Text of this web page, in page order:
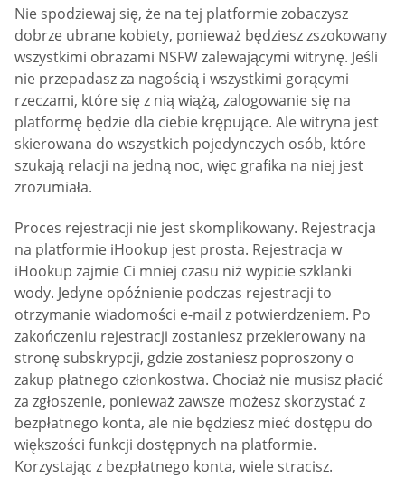
Nie spodziewaj się, że na tej platformie zobaczysz
dobrze ubrane kobiety, ponieważ będziesz zszokowany
wszystkimi obrazami NSFW zalewającymi witrynę. Jeśli
nie przepadasz za nagością i wszystkimi gorącymi
rzeczami, które się z nią wiążą, zalogowanie się na
platformę będzie dla ciebie krępujące. Ale witryna jest
skierowana do wszystkich pojedynczych osób, które
szukają relacji na jedną noc, więc grafika na niej jest
zrozumiała.
Proces rejestracji nie jest skomplikowany. Rejestracja
na platformie iHookup jest prosta. Rejestracja w
iHookup zajmie Ci mniej czasu niż wypicie szklanki
wody. Jedyne opóźnienie podczas rejestracji to
otrzymanie wiadomości e-mail z potwierdzeniem. Po
zakończeniu rejestracji zostaniesz przekierowany na
stronę subskrypcji, gdzie zostaniesz poproszony o
zakup płatnego członkostwa. Chociaż nie musisz płacić
za zgłoszenie, ponieważ zawsze możesz skorzystać z
bezpłatnego konta, ale nie będziesz mieć dostępu do
większości funkcji dostępnych na platformie.
Korzystając z bezpłatnego konta, wiele stracisz.